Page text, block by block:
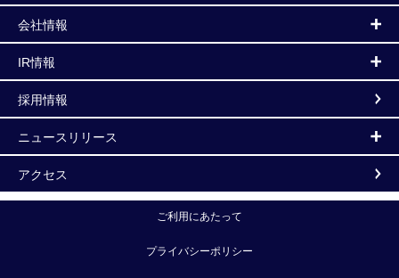
会社情報
IR情報
採用情報
ニュースリリース
アクセス
ご利用にあたって
プライバシーポリシー